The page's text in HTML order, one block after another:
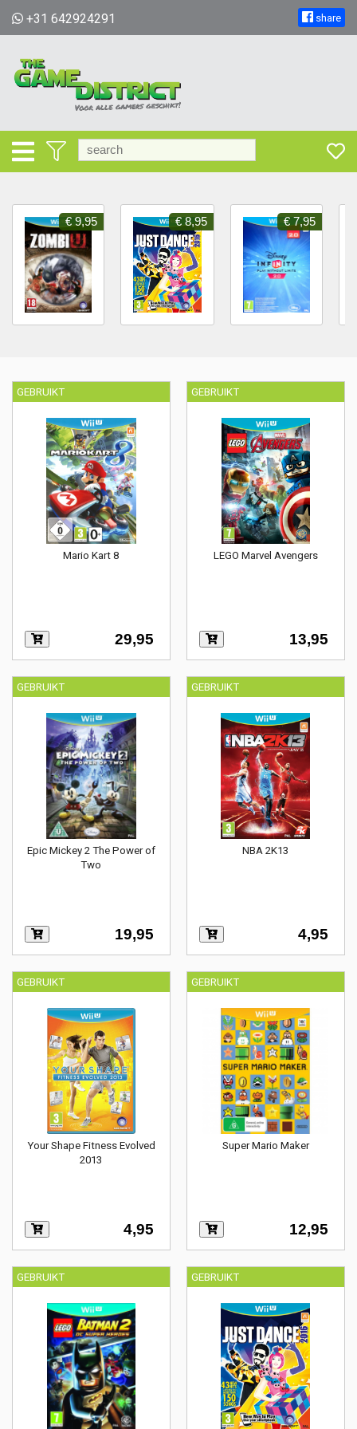
+31 642924291 share
€ 9,95 € 8,95 € 7,95
GEBRUIKT
Mario Kart 8
29,95
GEBRUIKT
LEGO Marvel Avengers
13,95
GEBRUIKT
Epic Mickey 2 The Power of
Two
19,95
GEBRUIKT
NBA 2K13
4,95
GEBRUIKT
Your Shape Fitness Evolved
2013
4,95
GEBRUIKT
Super Mario Maker
12,95
GEBRUIKT GEBRUIKT